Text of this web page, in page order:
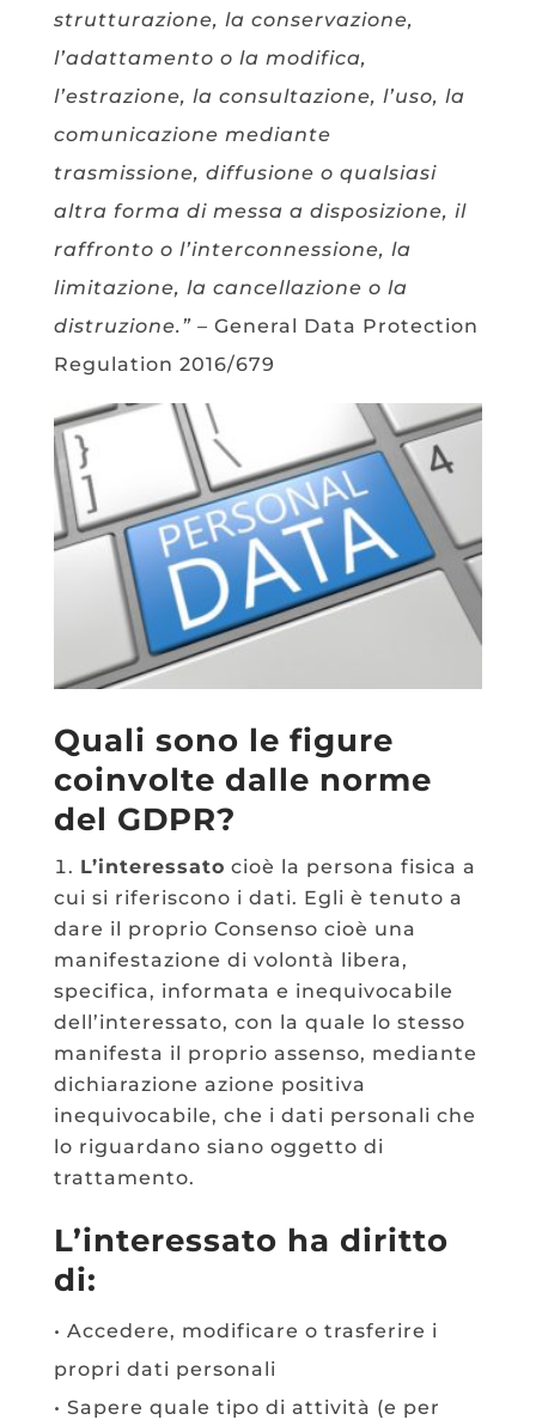
strutturazione, la conservazione,
l’adattamento o la modifica,
l’estrazione, la consultazione, l’uso, la
comunicazione mediante
trasmissione, diffusione o qualsiasi
altra forma di messa a disposizione, il
raffronto o l’interconnessione, la
limitazione, la cancellazione o la
distruzione.” – General Data Protection
Regulation 2016/679
Quali sono le figure
coinvolte dalle norme
del GDPR?
L’interessato cioè la persona fisica a
cui si riferiscono i dati. Egli è tenuto a
dare il proprio Consenso cioè una
manifestazione di volontà libera,
specifica, informata e inequivocabile
dell’interessato, con la quale lo stesso
manifesta il proprio assenso, mediante
dichiarazione azione positiva
inequivocabile, che i dati personali che
lo riguardano siano oggetto di
trattamento.
L’interessato ha diritto
di:
• Accedere, modificare o trasferire i
propri dati personali
• Sapere quale tipo di attività (e per